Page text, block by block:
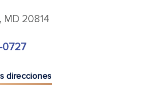
MD 20814
0727
direcciones